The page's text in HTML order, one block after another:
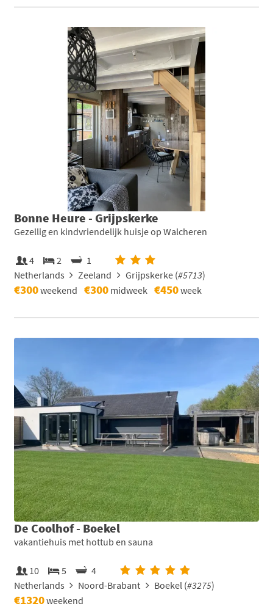
Bonne Heure - Grijpskerke
Gezellig en kindvriendelijk huisje op Walcheren
4 2
1
Netherlands
Zeeland Grijpskerke (#5713)
€300weekend €300 midweek €450week
De Coolhof - Boekel
vakantiehuis met hottub en sauna
10 5
4
Netherlands
Noord-Brabant Boekel (#3275)
€1320weekend